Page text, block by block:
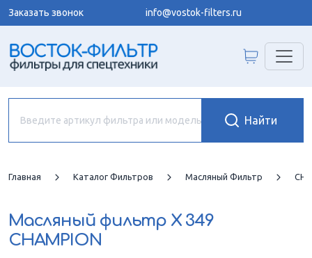
Заказать звонок info@vostok-filters.ru
Главная Каталог Фильтров Масляный Фильтр
Масляный фильтр X 349
CHAMPION